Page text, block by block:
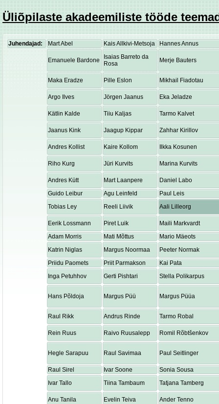
Üliõpilaste akadeemiliste tööde
Juhendajad: Mart Abel Kais Allkivi-Metsoja Hannes Annus
Emanuele Bardone
Isaias Barreto da
Rosa
Merje Bauters
Maka Eradze Pille Eslon Mikhail Fiadotau
Argo Ilves Jörgen Jaanus Eka Jeladze
Kätlin Kalde Tiiu Kaljas Tarmo Kalvet
Jaanus Kink Jaagup Kippar Zahhar Kirillov
Andres Kollist Kaire Kollom Ilkka Kosunen
Riho Kurg Jüri Kurvits Marina Kurvits
Andres Kütt Mart Laanpere
Daniel Labo
Guido Leibur
Agu Leinfeld
Paul Leis
Tobias Ley
Reeli Liivik Aali Lilleorg
Eerik Lossmann Piret Luik
Maili Markvardt
Adam Morris
Mati Mõttus
Mario Mäeots
Katrin Niglas
Margus Noormaa
Peeter Normak
Priidu Paomets
Priit Parmakson
Kai Pata
Inga Petuhhov
Gerti Pishtari Stella Polikarpus
Hans Põldoja Margus Püü Margus Püüa
Raul Rikk Andrus Rinde Tarmo Robal
Rein Ruus Raivo Ruusalepp Romil Rõbtšenkov
Hegle Sarapuu Raul Savimaa Paul Seitlinger
Raul Sirel Ivar Soone
Sonia Sousa
Ivar Tallo
Tiina Tambaum Tatjana Tamberg
Anu Tanila Evelin Teiva
Ander Tenno